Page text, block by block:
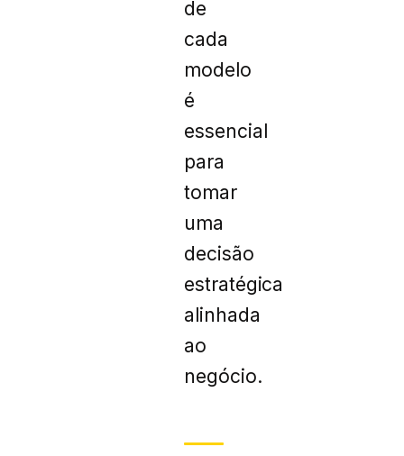
de
cada
modelo
é
essencial
para
tomar
uma
decisão
estratégica
alinhada
ao
negócio.